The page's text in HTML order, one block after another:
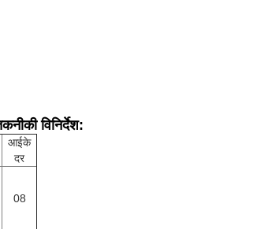
विनिर्देश:
आईके
दर
08